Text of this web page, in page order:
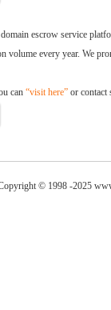
escrow service
volume every year. We
can “visit here” or contact
© 1998 -2025